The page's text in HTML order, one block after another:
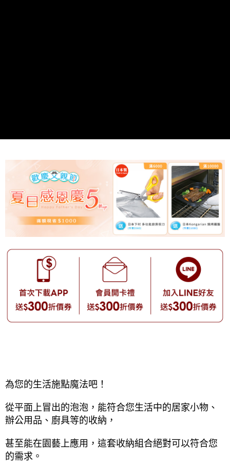
為您的生活施點魔法吧！
從平面上冒出的泡泡，能符合您生活中的居家小物、
辦公用品、廚具等的收納，
甚至能在園藝上應用，這套收納組合絕對可以符合您
的需求。